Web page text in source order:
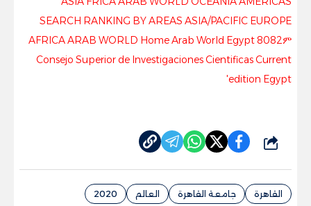
شارك
القاهرة جامعة القاهرة العالم 2020